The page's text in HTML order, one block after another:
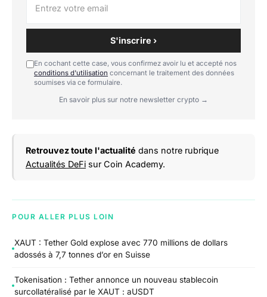
S'inscrire ›
En cochant cette case, vous confirmez avoir lu et accepté nos
conditions d'utilisation concernant le traitement des données
soumises via ce formulaire.
En savoir plus sur notre newsletter crypto →
Retrouvez toute l'actualité dans notre rubrique
Actualités DeFi sur Coin Academy.
POUR ALLER PLUS LOIN
XAUT : Tether Gold explose avec 770 millions de dollars
adossés à 7,7 tonnes d’or en Suisse
Tokenisation : Tether annonce un nouveau stablecoin
surcollatéralisé par le XAUT : aUSDT